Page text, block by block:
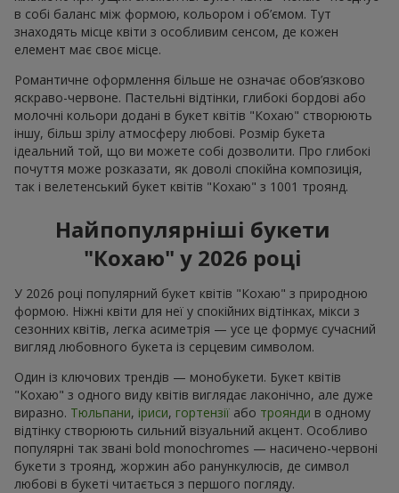
в собі баланс між формою, кольором і об’ємом. Тут
знаходять місце квіти з особливим сенсом, де кожен
елемент має своє місце.
Романтичне оформлення більше не означає обов’язково
яскраво-червоне. Пастельні відтінки, глибокі бордові або
молочні кольори додані в букет квітів "Кохаю" створюють
іншу, більш зрілу атмосферу любові. Розмір букета
ідеальний той, що ви можете собі дозволити. Про глибокі
почуття може розказати, як доволі спокійна композиція,
так і велетенський букет квітів "Кохаю" з 1001 троянд.
Найпопулярніші букети
"Кохаю" у 2026 році
У 2026 році популярний букет квітів "Кохаю" з природною
формою. Ніжні квіти для неї у спокійних відтінках, мікси з
сезонних квітів, легка асиметрія — усе це формує сучасний
вигляд любовного букета із серцевим символом.
Один із ключових трендів — монобукети. Букет квітів
"Кохаю" з одного виду квітів виглядає лаконічно, але дуже
виразно. Тюльпани, іриси, гортензії або троянди в одному
відтінку створюють сильний візуальний акцент. Особливо
популярні так звані bold monochromes — насичено-червоні
букети з троянд, жоржин або ранункулюсів, де символ
любові в букеті читається з першого погляду.